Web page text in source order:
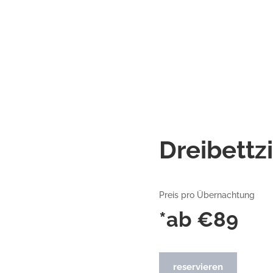
Preis pro Übernachtung
*ab €89
reservieren